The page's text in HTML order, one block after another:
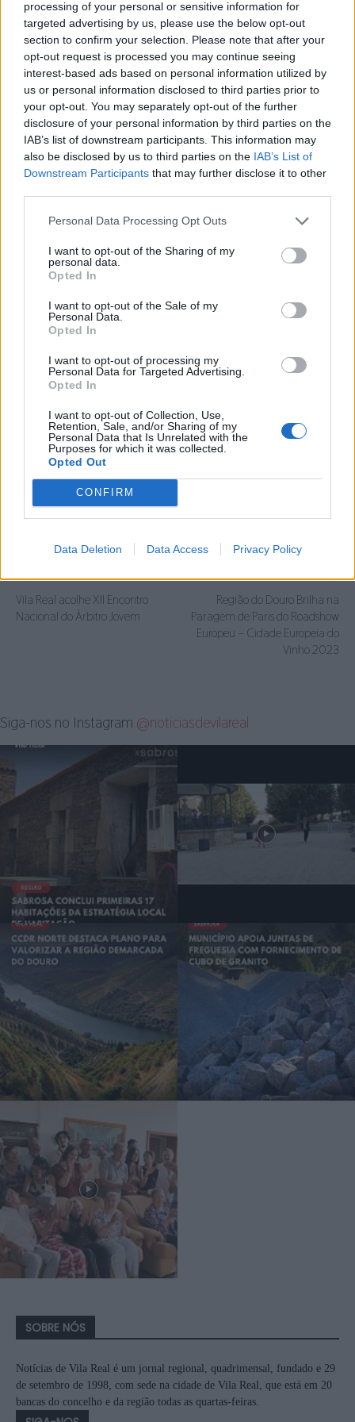
processing of your personal or sensitive information for
targeted advertising by us, please use the below opt-out
section to confirm your selection. Please note that after your
opt-out request is processed you may continue seeing
interest-based ads based on personal information utilized by
us or personal information disclosed to third parties prior to
your opt-out. You may separately opt-out of the further
disclosure of your personal information by third parties on the
IAB’s list of downstream participants. This information may
also be disclosed by us to third parties on the IAB’s List of
Downstream Participants that may further disclose it to other
Personal Data Processing Opt Outs
I want to opt-out of the Sharing of my
personal data.
Opted In
I want to opt-out of the Sale of my
Personal Data.
Opted In
I want to opt-out of processing my
Personal Data for Targeted Advertising.
Opted In
I want to opt-out of Collection, Use,
Retention, Sale, and/or Sharing of my
Personal Data that Is Unrelated with the
Purposes for which it was collected.
Opted Out
CONFIRM
Data Deletion Data Access Privacy Policy
flaviense, Nuno Vaz, contou com as presenças de
Alcindo Silva, Presidente da SPAT, Luis Deza, Presidente
da AEA, Ramiro Gonçalves, 1º Secretário da CIMAT, e
Nuno Sevivas, Médico ortopedista pela Comissão
Organizadora.
Na sua intervenção, Nuno Vaz, congratulou a
organização pela escolha de Chaves para a
realização deste evento, que se constitui como
“oportunidade para dar a conhecer mais sobre esta
cidade, património e seus recursos diferenciadores”.
numa ótica de recuperação “poder ser equacionada
a possibilidade de se trabalhar de forma articulada,
por exemplo com a AQUA VALOR, programas
específicos relacionados com as propriedades
excecionais das milenares águas termais”.
Do programa, fizeram parte palestras, workshops,
serão abordados tópicos atuais e inovadores desde
técnicas cirúrgicas avançadas até as mais recentes
tendências em reabilitação desportiva, encerrando
com uma mesa-redonda com a presença de
vários desportivos entre treinadores, jogadores,
Artigo anterior
Vila Real acolhe XII Encontro
Nacional do Árbitro Jovem
Próximo artigo
Região do Douro Brilha na
Paragem de Paris do Roadshow
Europeu – Cidade Europeia do
Vinho 2023
Siga-nos no Instagram @noticiasdevilareal
SOBRE NÓS
Notícias de Vila Real é um jornal regional, quadrimensal, fundado e 29
de setembro de 1998, com sede na cidade de Vila Real, que está em 20
bancas do concelho e da região todas as quartas-feiras.